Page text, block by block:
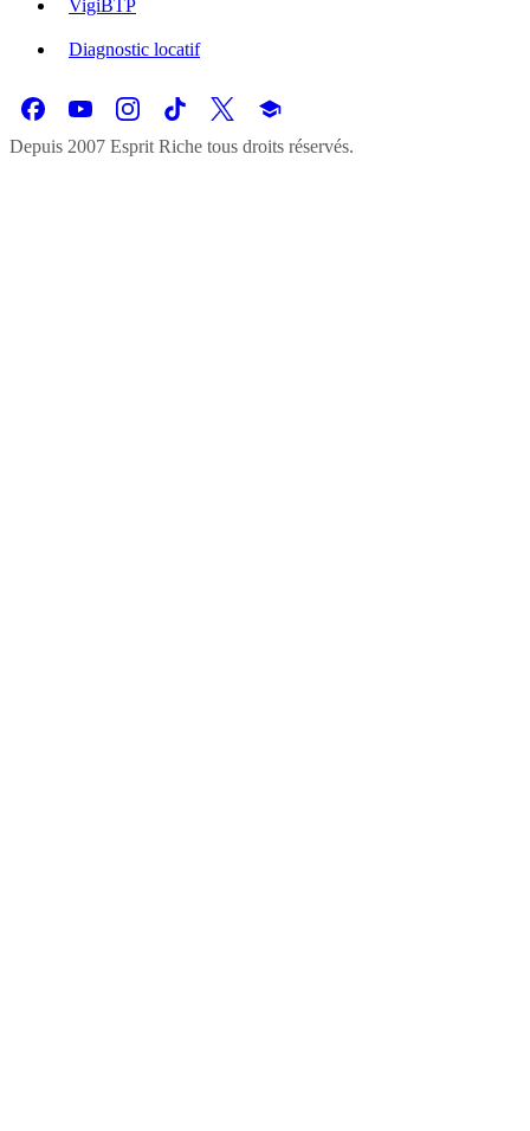
VigiBTP
Diagnostic locatif
Depuis 2007 Esprit Riche tous droits réservés.